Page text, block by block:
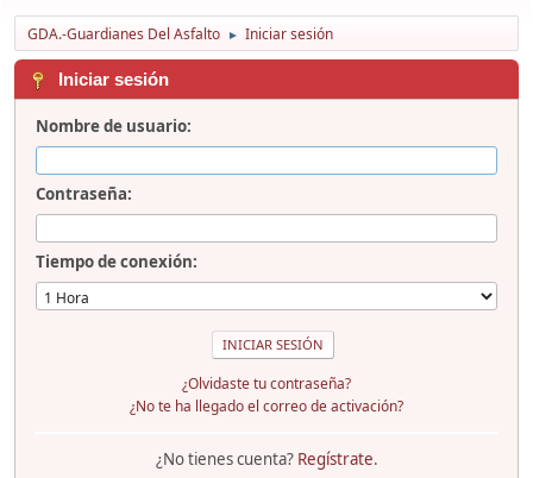
GDA.-Guardianes Del Asfalto ► Iniciar sesión
Iniciar sesión
Nombre de usuario:
Contraseña:
Tiempo de conexión:
¿Olvidaste tu contraseña?
¿No te ha llegado el correo de activación?
¿No tienes cuenta? Regístrate.